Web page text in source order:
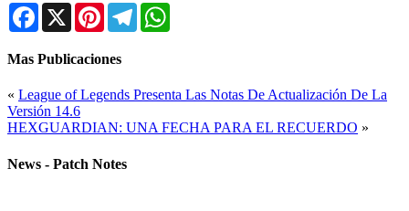
Facebook
X PinterestTelegram
Mas Publicaciones
« League of Legends Presenta Las Notas De Actualización De La
Versión 14.6
HEXGUARDIAN: UNA FECHA PARA EL RECUERDO »
News - Patch Notes